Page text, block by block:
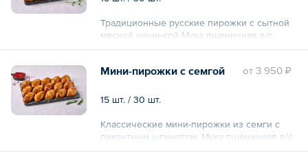
Традиционные русские пирожки с сытной
мясной начинкой Мука пшеничная в/с,
яйцо, вода, молоко, масло сливочное,
репчатый, морковь, сливки, соль, специи.
oт 3 950 ₽
Мини-пирожки с семгой
15 шт. / 30 шт.
Классические мини-пирожки из семги с
пикантным шпинатом. Мука пшеничная в/с,
яйцо, вода, молоко, масло сливочное,